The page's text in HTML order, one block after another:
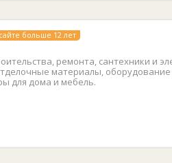
больше 12 лет
ремонта, сантехники и
материалы, оборудование
для дома и мебель.